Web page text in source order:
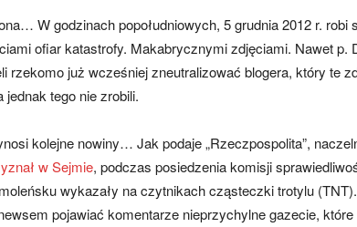
W godzinach popołudniowych, 5 grudnia 2012 r.
ofiar katastrofy. Makabrycznymi zdjęciami. Nawet p.
rzekomo już wcześniej zneutralizować blogera, który te
jednak tego nie zrobili.
kolejne nowiny… Jak podaje „Rzeczpospolita”,
w Sejmie, podczas posiedzenia komisji
wykazały na czytnikach cząsteczki trotylu
pojawiać komentarze nieprzychylne gazecie,